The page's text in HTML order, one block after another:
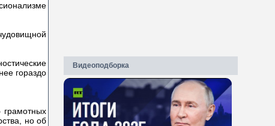
гораздо
но об
Видеоподборка